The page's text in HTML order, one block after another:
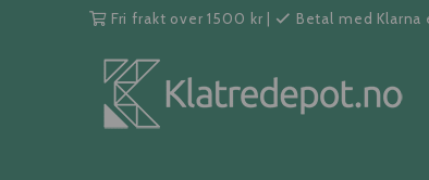
Fri frakt over 1500 kr Betal med Klarna